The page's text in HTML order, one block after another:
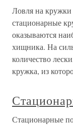
Ловля на кружки
стационарные
оказываются
хищника. На
количество
кружка, из
Стационарные